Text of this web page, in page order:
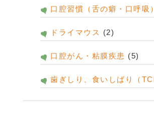
口腔習慣（舌の癖・口呼吸）
ドライマウス (2)
口腔がん・粘膜疾患 (5)
歯ぎしり、食いしばり（